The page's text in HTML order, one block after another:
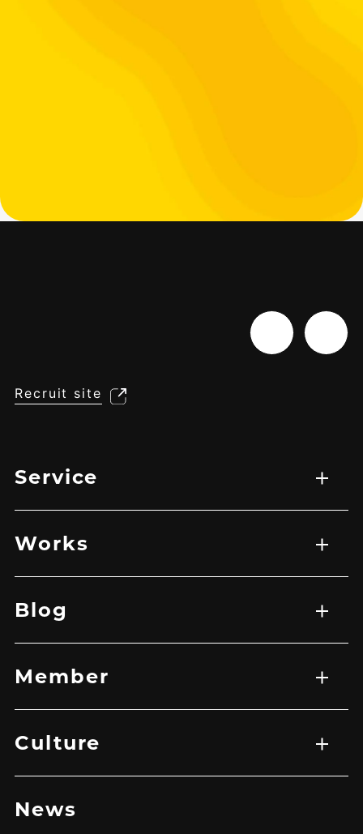
Recruit site
Service
サービス一覧
WEB制作
映像制作
広告マーケティング戦略
アプリ開発
Works
実績一覧
EC
HP
LP
グラフィック
その他
バナー
映像
Blog
記事一覧
Member
メンバー一覧
Culture
トップ
企業理念
メッセージ
News